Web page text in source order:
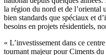
la région du nord et de l’oriental
bien standards que spéciaux et
besoins en projets résidentiels,
« L’investissement dans ce
tournant majeur pour Ciments